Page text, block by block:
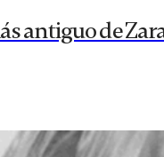
antiguo de